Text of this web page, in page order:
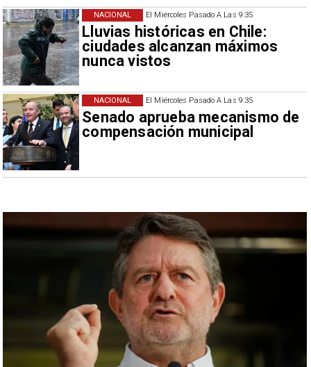
El Miércoles Pasado A Las 9:35
Lluvias históricas en Chile:
ciudades alcanzan máximos
nunca vistos
NACIONAL
El Miércoles Pasado A Las 9:35
Senado aprueba mecanismo de
compensación municipal
NACIONAL